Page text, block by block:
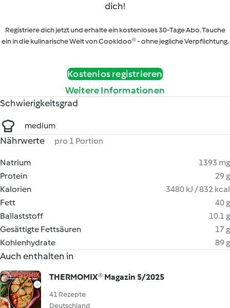
dich!
Registriere dich jetzt und erhalte ein kostenloses 30-Tage Abo. Tauche
ein in die kulinarische Welt von Cookidoo® - ohne jegliche Verpflichtung.
Kostenlos registrieren
Weitere Informationen
Schwierigkeitsgrad
medium
Nährwerte pro 1 Portion
Natrium
1393 mg
Protein
29 g
Kalorien
3480 kJ / 832 kcal
Fett
40 g
Ballaststoff
10.1 g
Gesättigte Fettsäuren
17 g
Kohlenhydrate
89 g
Auch enthalten in
THERMOMIX® Magazin 5/2025
41 Rezepte
Deutschland